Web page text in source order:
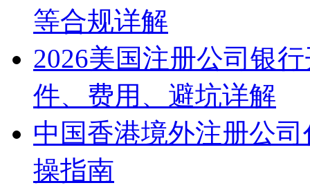
等合规详解
2026美国注册公司银
件、费用、避坑详解
中国香港境外注册公
操指南